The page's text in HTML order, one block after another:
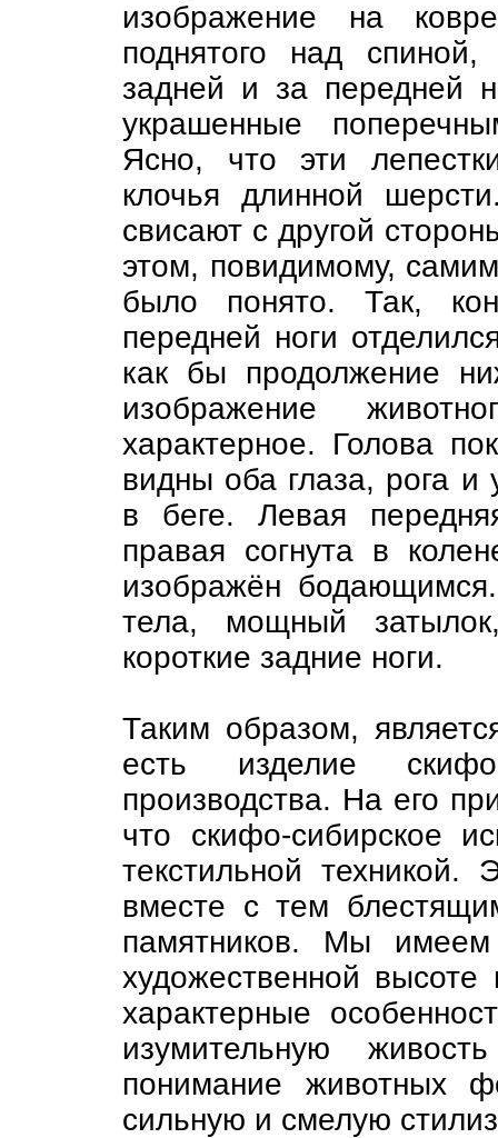
изображение на
поднятого над
задней и за передней
украшенные
Ясно, что эти
клочья длинной
свисают с другой
этом, повидимому,
было понято. Так,
передней ноги
как бы продолжение
изображение
характерное. Голова
видны оба глаза, рога
в беге. Левая
правая согнута в
изображён
тела, мощный
короткие задние ноги.
Таким образом,
есть изделие скифо-
производства. На его
что скифо-сибирское
текстильной
вместе с тем
памятников. Мы
художественной
характерные
изумительную
понимание
сильную и смелую